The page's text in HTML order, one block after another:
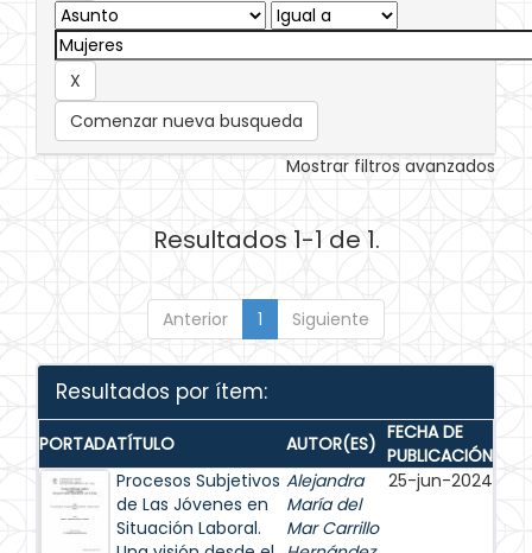
Comenzar nueva busqueda
Mostrar filtros avanzados
Resultados 1-1 de 1.
Anterior 1 Siguiente
Resultados por ítem:
PORTADATÍTULO AUTOR(ES) FECHA DE
PUBLICACIÓN
Procesos Subjetivos
de Las Jóvenes en
Situación Laboral.
Alejandra
María del
Mar Carrillo
25-jun-2024